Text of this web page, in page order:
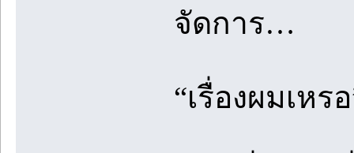
จัดการ…
“เรื่องผมเหร